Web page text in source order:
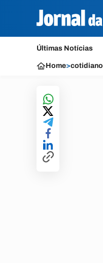
Últimas Notícias
Home>cotidiano